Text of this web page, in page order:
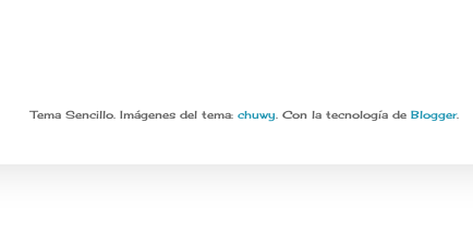
Tema Sencillo. Imágenes del tema: chuwy . Con la tecnología de Blogger.